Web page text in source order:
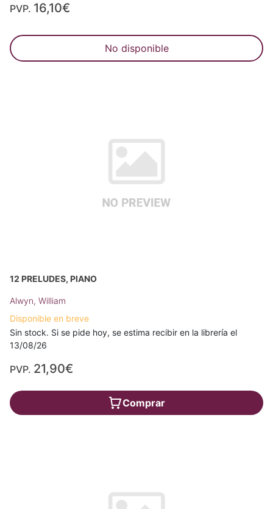
PVP. 16,10€
No disponible
12 PRELUDES, PIANO
Alwyn, William
Disponible en breve
Sin stock. Si se pide hoy, se estima recibir en la librería el
13/08/26
PVP. 21,90€
Comprar